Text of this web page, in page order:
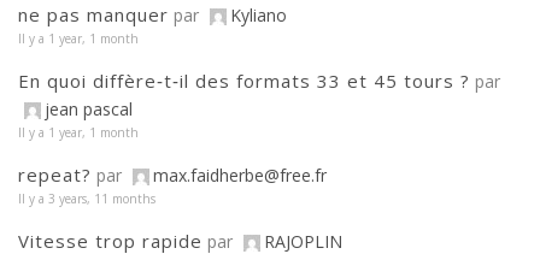
ne pas manquer par Kyliano
Il y a 1 year, 1 month
En quoi diffère‑t‑il des formats 33 et 45 tours ? par
jean pascal
Il y a 1 year, 1 month
repeat? par max.faidherbe@free.fr
Il y a 3 years, 11 months
Vitesse trop rapide par RAJOPLIN